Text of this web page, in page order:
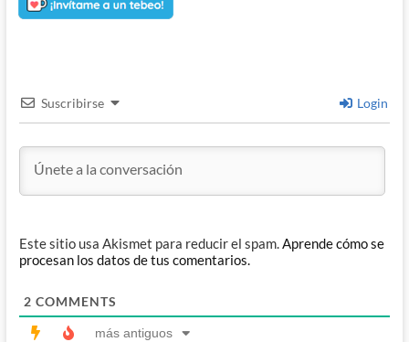
Suscribirse Login
Este sitio usa Akismet para reducir el spam.Aprende cómo se
procesan los datos de tus comentarios.
2 COMMENTS
más antiguos